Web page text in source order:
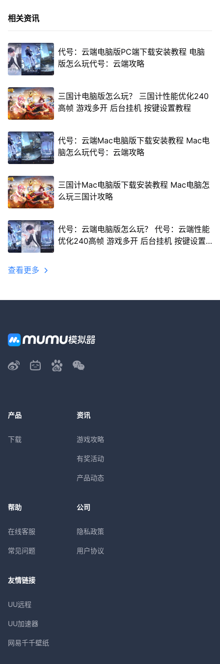
相关资讯
代号：云端电脑版PC端下载安装教程 电脑
版怎么玩代号：云端攻略
三国计电脑版怎么玩？ 三国计性能优化240
高帧 游戏多开 后台挂机 按键设置教程
代号：云端Mac电脑版下载安装教程 Mac电
脑怎么玩代号：云端攻略
三国计Mac电脑版下载安装教程 Mac电脑怎
么玩三国计攻略
代号：云端电脑版怎么玩？ 代号：云端性能
优化240高帧 游戏多开 后台挂机 按键设置
查看更多
产品
下载
资讯
游戏攻略
有奖活动
产品动态
帮助
在线客服
常见问题
公司
隐私政策
用户协议
友情链接
UU远程
UU加速器
网易千千壁纸